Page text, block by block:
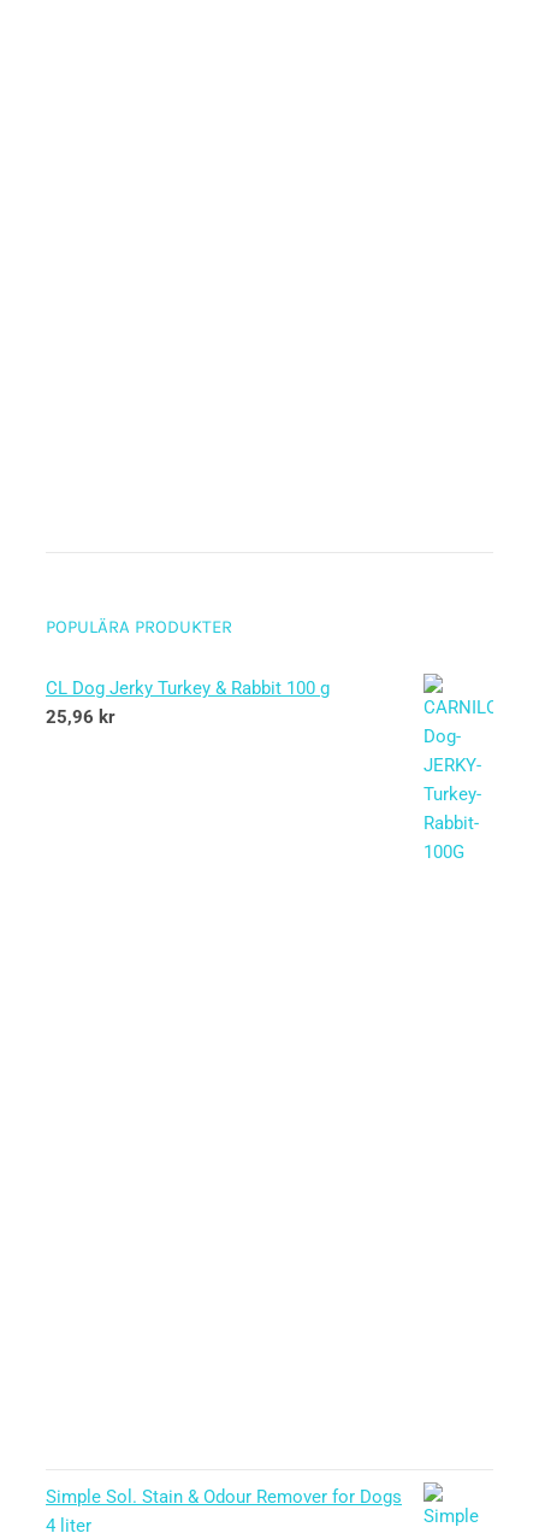
POPULÄRA PRODUKTER
CL Dog Jerky Turkey & Rabbit 100 g
25,96 kr
Simple Sol. Stain & Odour Remover for Dogs
4 liter